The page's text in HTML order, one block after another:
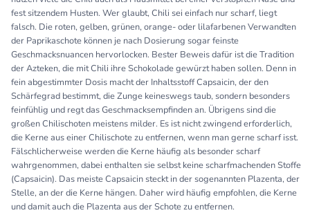
fest sitzendem Husten. Wer glaubt, Chili sei einfach nur scharf, liegt
falsch. Die roten, gelben, grünen, orange- oder lilafarbenen Verwandten
der Paprikaschote können je nach Dosierung sogar feinste
Geschmacksnuancen hervorlocken. Bester Beweis dafür ist die Tradition
der Azteken, die mit Chili ihre Schokolade gewürzt haben sollen. Denn in
fein abgestimmter Dosis macht der Inhaltsstoff Capsaicin, der den
Schärfegrad bestimmt, die Zunge keineswegs taub, sondern besonders
feinfühlig und regt das Geschmacksempfinden an. Übrigens sind die
großen Chilischoten meistens milder. Es ist nicht zwingend erforderlich,
die Kerne aus einer Chilischote zu entfernen, wenn man gerne scharf isst.
Fälschlicherweise werden die Kerne häufig als besonder scharf
wahrgenommen, dabei enthalten sie selbst keine scharfmachenden Stoffe
(Capsaicin). Das meiste Capsaicin steckt in der sogenannten Plazenta, der
Stelle, an der die Kerne hängen. Daher wird häufig empfohlen, die Kerne
und damit auch die Plazenta aus der Schote zu entfernen.